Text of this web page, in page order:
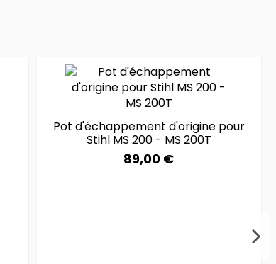
Pot d'échappement d'origine pour
Stihl MS 200 - MS 200T
89,00 €